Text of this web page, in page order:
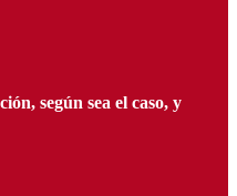
según sea el caso, y